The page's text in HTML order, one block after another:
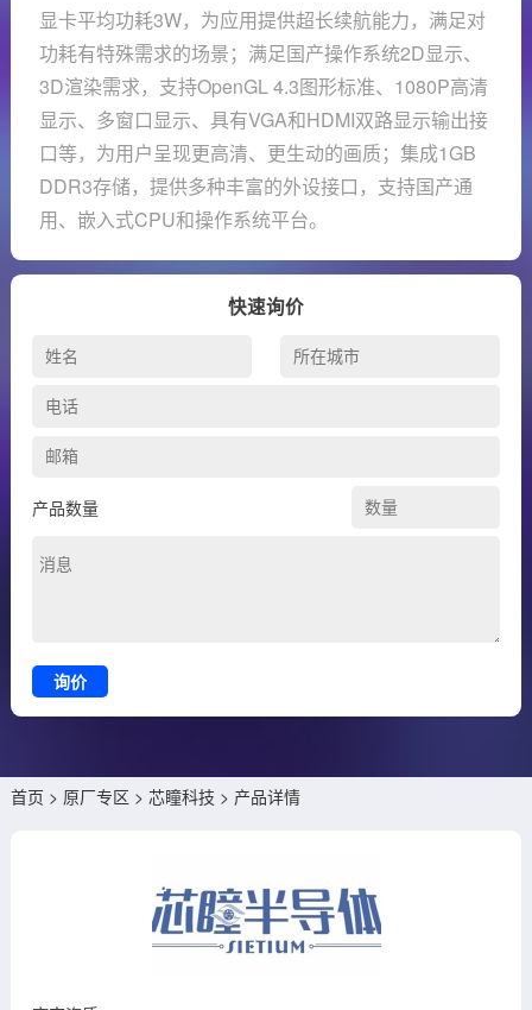
显卡平均功耗3W，为应用提供超长续航能力，满足对
功耗有特殊需求的场景；满足国产操作系统2D显示、
3D渲染需求，支持OpenGL 4.3图形标准、1080P高清
显示、多窗口显示、具有VGA和HDMI双路显示输出接
口等，为用户呈现更高清、更生动的画质；集成1GB
DDR3存储，提供多种丰富的外设接口，支持国产通
用、嵌入式CPU和操作系统平台。
快速询价
产品数量
询价
首页 > 原厂专区 > 芯瞳科技 > 产品详情